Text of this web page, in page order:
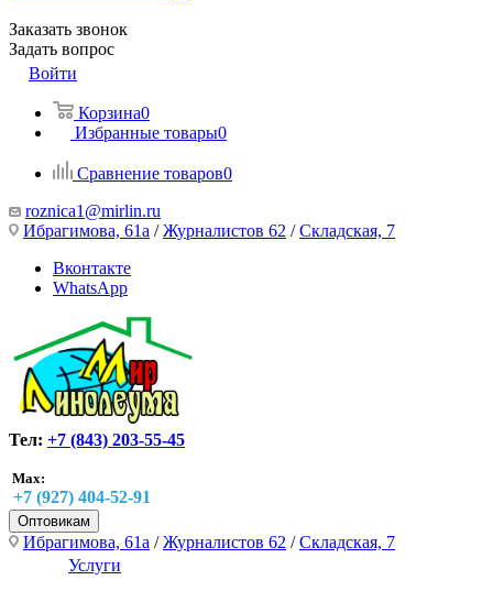
Заказать звонок
Задать вопрос
Войти
Корзина0
Избранные товары0
Сравнение товаров0
roznica1@mirlin.ru
Ибрагимова, 61а /Журналистов 62 /Складская, 7
Вконтакте
WhatsApp
Тел: +7 (843) 203-55-45
Max:
+7 (927) 404-52-91
Оптовикам
Ибрагимова, 61а /Журналистов 62 /Складская, 7
Услуги